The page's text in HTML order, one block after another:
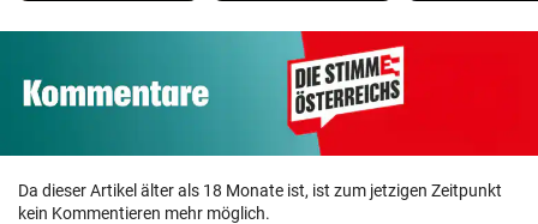
Da dieser Artikel älter als 18 Monate ist, ist zum jetzigen Zeitpunkt
kein Kommentieren mehr möglich.